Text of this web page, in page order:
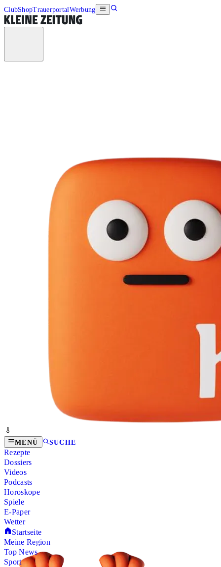
ClubShopTrauerportalWerbung
MENÜ SUCHE
Rezepte
Dossiers
Videos
Podcasts
Horoskope
Spiele
E-Paper
Wetter
Startseite
Meine Region
Top News
Sport